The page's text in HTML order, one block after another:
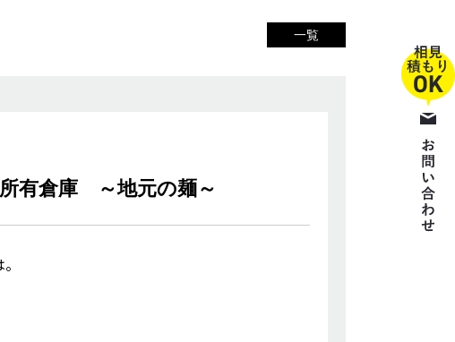
一覧
有倉庫 ～地元の麺～